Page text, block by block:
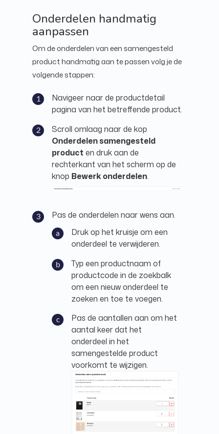
Onderdelen handmatig
aanpassen
Om de onderdelen van een samengesteld
product handmatig aan te passen volg je de
volgende stappen:
Navigeer naar de productdetail
pagina van het betreffende product.
Scroll omlaag naar de kop
Onderdelen samengesteld
product en druk aan de
rechterkant van het scherm op de
knop Bewerk onderdelen.
Pas de onderdelen naar wens aan.
Druk op het kruisje om een
onderdeel te verwijderen.
Typ een productnaam of
productcode in de zoekbalk
om een nieuw onderdeel te
zoeken en toe te voegen.
Pas de aantallen aan om het
aantal keer dat het
onderdeel in het
samengestelde product
voorkomt te wijzigen.